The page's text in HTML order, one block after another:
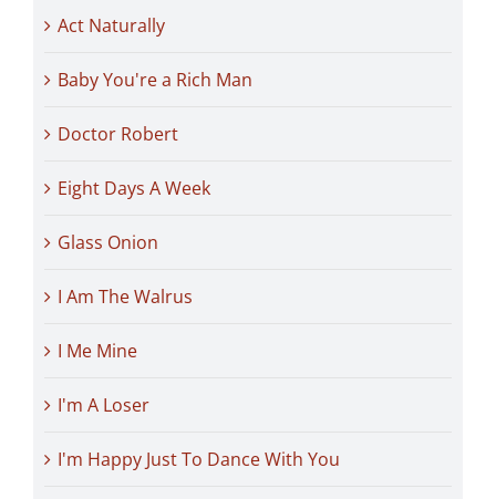
Act Naturally
Baby You're a Rich Man
Doctor Robert
Eight Days A Week
Glass Onion
I Am The Walrus
I Me Mine
I'm A Loser
I'm Happy Just To Dance With You